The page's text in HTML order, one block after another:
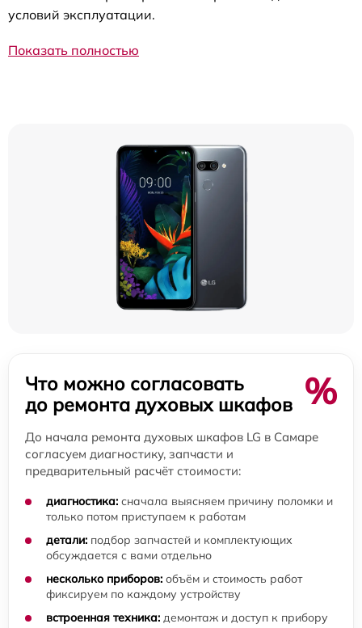
условий эксплуатации.
Показать полностью
Что можно согласовать
до ремонта духовых шкафов %
До начала ремонта духовых шкафов LG в Самаре
согласуем диагностику, запчасти и
предварительный расчёт стоимости:
диагностика: сначала выясняем причину поломки и
только потом приступаем к работам
детали: подбор запчастей и комплектующих
обсуждается с вами отдельно
несколько приборов: объём и стоимость работ
фиксируем по каждому устройству
встроенная техника: демонтаж и доступ к прибору